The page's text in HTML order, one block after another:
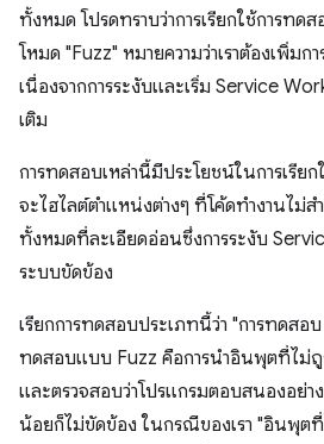
ทั้งหมด โปรดทราบว่าการเรียกใช้การทด
โหมด "Fuzz" หมายความว่าเราต้องเพิ่มก
เนื่องจากการระงับและเริ่ม Service
เติม
การทดสอบเหล่านี้มีประโยชน์ในการเรีย
จะไฮไลต์ตำแหน่งต่างๆ ที่โค้ดทำงานไม่ส
ทั้งหมดที่ละเอียดอ่อนซึ่งการระงับ
ระบบขัดข้อง
เรียกการทดสอบประเภทนี้ว่า "การทดสอ
ทดสอบแบบ Fuzz คือการนำอินพุตที่ไม่
และตรวจสอบว่าโปรแกรมตอบสนองอย่า
น้อยก็ไม่ขัดข้อง ในกรณีของเรา "อินพุต